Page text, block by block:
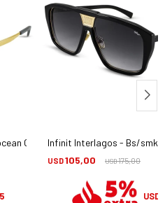
Grd Infinit Interlagos - Bs/smk
USD105,00 USD175,00
USD